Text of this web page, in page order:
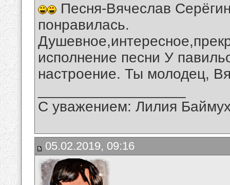
Песня-Вячеслав
понравилась.
исполнение песни У
настроение. Ты молодец,
С уважением: Лилия
05.02.2019, 09:16